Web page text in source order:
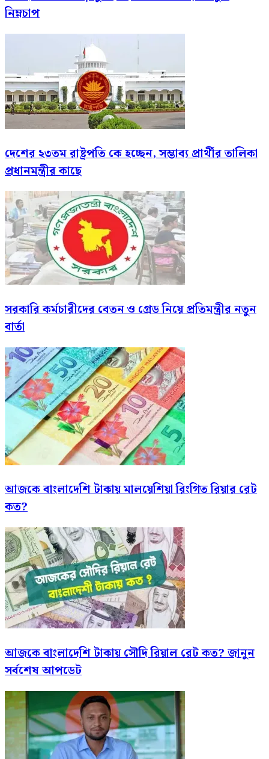
নিম্নচাপ
দেশের ২৩তম রাষ্ট্রপতি কে হচ্ছেন, সম্ভাব্য প্রার্থীর তালিকা
প্রধানমন্ত্রীর কাছে
সরকারি কর্মচারীদের বেতন ও গ্রেড নিয়ে প্রতিমন্ত্রীর নতুন
বার্তা
আজকে বাংলাদেশি টাকায় মালয়েশিয়া রিংগিত রিয়ার রেট
কত?
আজকে বাংলাদেশি টাকায় সৌদি রিয়াল রেট কত? জানুন
সর্বশেষ আপডেট